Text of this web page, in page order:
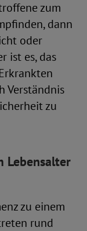
zum
dann
oder
ist es, das
Verständnis
zu
Lebensalter
zu einem
rund